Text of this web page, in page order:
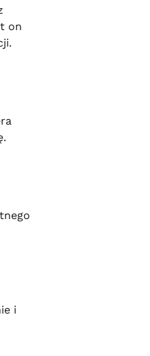
on
i